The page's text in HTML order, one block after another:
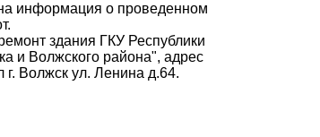
информация о проведенном
здания ГКУ Республики
и Волжского района", адрес
Волжск ул. Ленина д.64.